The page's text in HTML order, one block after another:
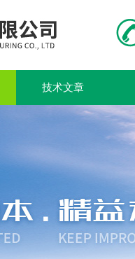
技术文章